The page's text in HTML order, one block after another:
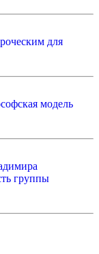
для
модель
группы